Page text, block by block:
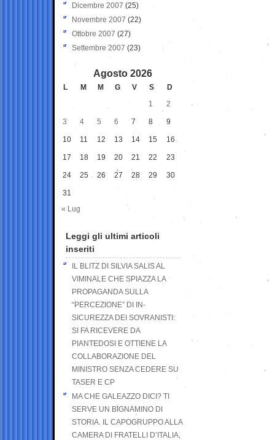
Dicembre 2007 (25)
Novembre 2007 (22)
Ottobre 2007 (27)
Settembre 2007 (23)
Agosto 2026
L M M G V S
D
1
2
3 4 5 6 7 8 9
10 11 12 13 14 15 16
17 18 19 20 21 22 23
24 25 26 27 28 29 30
31
« Lug
Leggi gli ultimi articoli
inseriti
IL BLITZ DI SILVIA SALIS AL
VIMINALE CHE SPIAZZA LA
PROPAGANDA SULLA
“PERCEZIONE” DI IN-
SICUREZZA DEI SOVRANISTI:
SI FA RICEVERE DA
PIANTEDOSI E OTTIENE LA
COLLABORAZIONE DEL
MINISTRO SENZA CEDERE SU
TASER E CP
MA CHE GALEAZZO DICI? TI
SERVE UN BIGNAMINO DI
STORIA. IL CAPOGRUPPO ALLA
CAMERA DI FRATELLI D’ITALIA,